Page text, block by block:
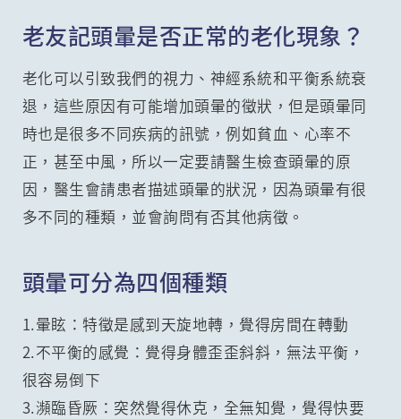
老友記頭暈是否正常的老化現象？
老化可以引致我們的視力、神經系統和平衡系統衰
退，這些原因有可能增加頭暈的徵狀，但是頭暈同
時也是很多不同疾病的訊號，例如貧血、心率不
正，甚至中風，所以一定要請醫生檢查頭暈的原
因，醫生會請患者描述頭暈的狀況，因為頭暈有很
多不同的種類，並會詢問有否其他病徵。
頭暈可分為四個種類
1.暈眩：特徵是感到天旋地轉，覺得房間在轉動
2.不平衡的感覺：覺得身體歪歪斜斜，無法平衡，
很容易倒下
3.瀕臨昏厥：突然覺得休克，全無知覺，覺得快要